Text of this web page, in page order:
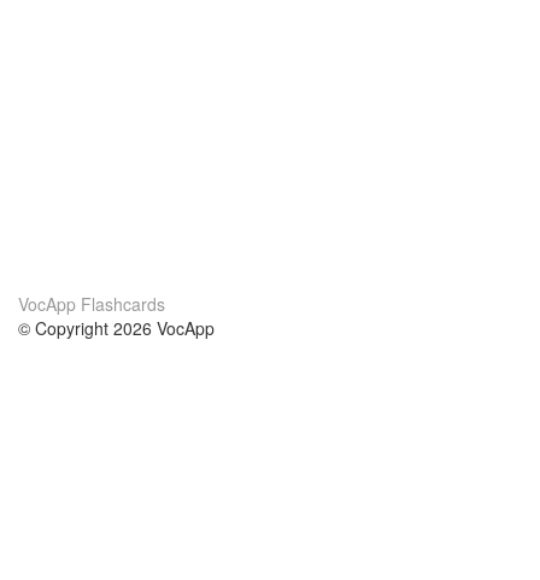
VocApp Flashcards
© Copyright 2026 VocApp